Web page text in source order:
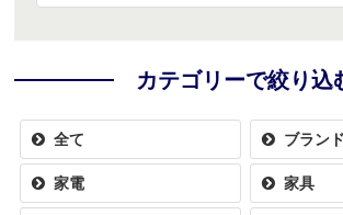
カテゴリーで絞り込
全て ブラン
家電 家具